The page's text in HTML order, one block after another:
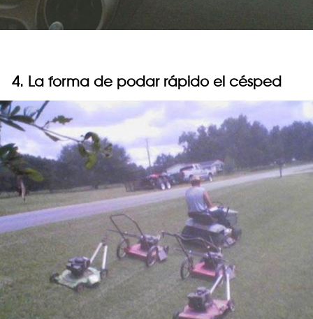
4. La forma de podar rápido el césped